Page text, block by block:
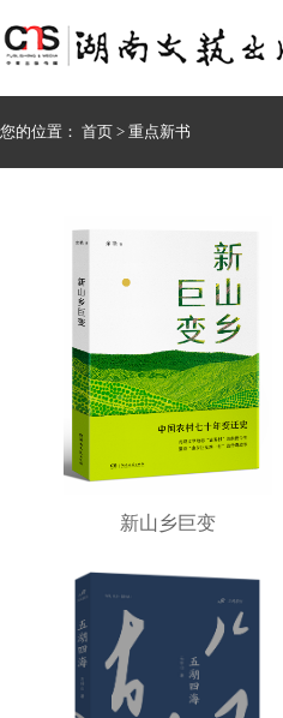
您的位置： 首页 > 重点新书
新山乡巨变